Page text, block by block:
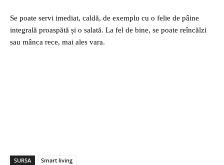
Se poate servi imediat, caldă, de exemplu cu o felie de pâine
integrală proaspătă și o salată. La fel de bine, se poate reîncălzi
sau mânca rece, mai ales vara.
SURSA Smart living